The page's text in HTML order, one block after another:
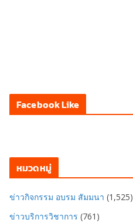
Facebook Like
หมวดหมู่
ข่าวกิจกรรม อบรม สัมมนา (1,525)
ข่าวบริการวิชาการ (761)